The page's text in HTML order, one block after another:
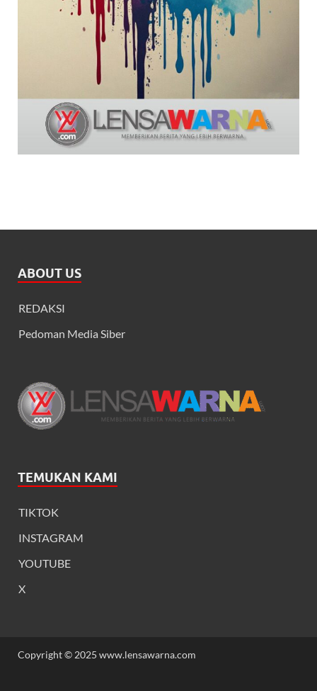
ABOUT US
REDAKSI
Pedoman Media Siber
TEMUKAN KAMI
TIKTOK
INSTAGRAM
YOUTUBE
X
Copyright © 2025 www.lensawarna.com